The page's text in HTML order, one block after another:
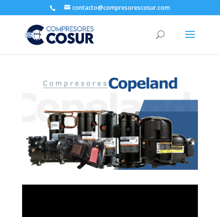
contacto@compresorescosur.com